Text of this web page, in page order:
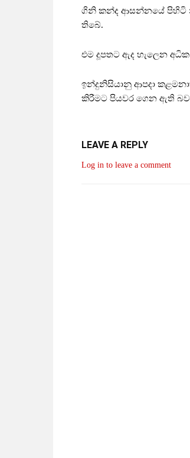
ගිනි කන්ද ආසන්නයේ පිහිටි
තිබේ.
එම දූපතට ඇද හැලෙන අධික
ඉන්දුනිසියානු ආපදා
කිරීමට පියවර ගෙන ඇති
LEAVE A REPLY
Log in to leave a comment